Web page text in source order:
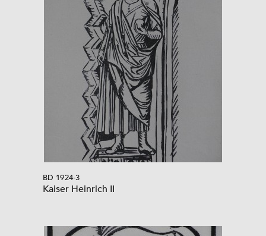
BD 1924-3
Kaiser Heinrich II